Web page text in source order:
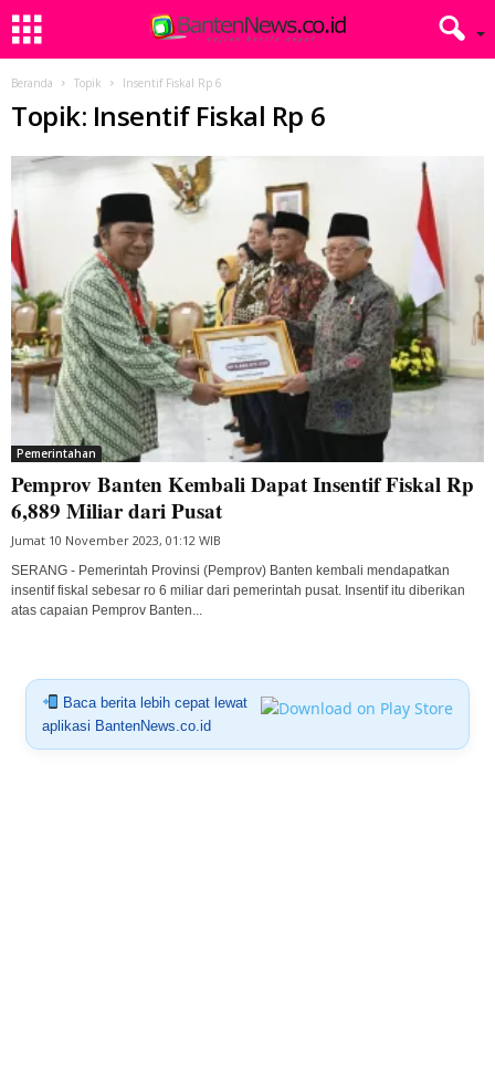
Beranda Topik Insentif Fiskal Rp 6
Topik: Insentif Fiskal Rp 6
Pemerintahan
Pemprov Banten Kembali Dapat Insentif Fiskal Rp
6,889 Miliar dari Pusat
Jumat 10 November 2023, 01:12 WIB
SERANG - Pemerintah Provinsi (Pemprov) Banten kembali mendapatkan
insentif fiskal sebesar ro 6 miliar dari pemerintah pusat. Insentif itu diberikan
atas capaian Pemprov Banten...
Baca berita lebih cepat lewat
aplikasi BantenNews.co.id